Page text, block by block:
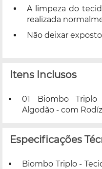
A limpeza do
realizada
Não deixar
Itens Inclusos
01 Biombo
Algodão - com
Especificações
Biombo Triplo -